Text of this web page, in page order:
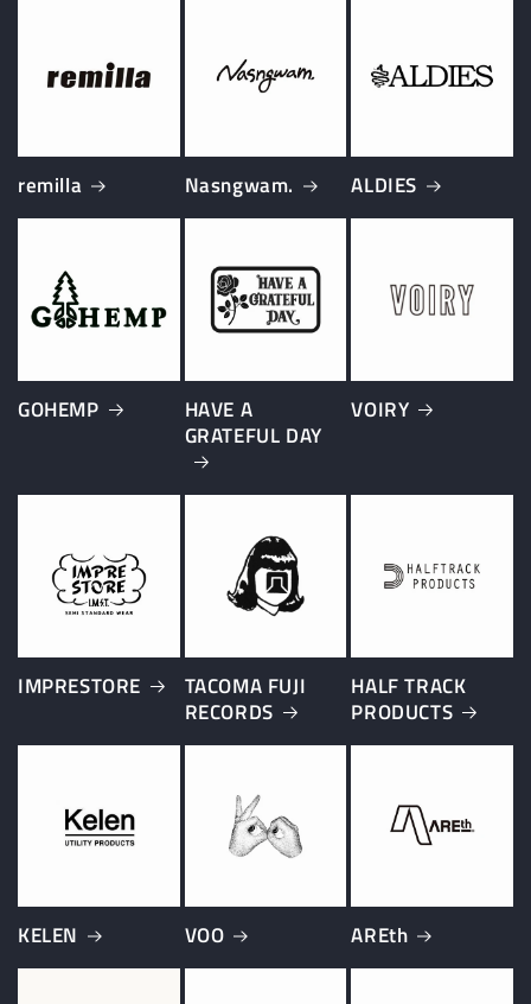
remilla Nasngwam. ALDIES
GOHEMP
HAVE A
GRATEFUL DAY
VOIRY
IMPRESTORE
TACOMA FUJI
RECORDS
HALF TRACK
PRODUCTS
KELEN VOO AREth